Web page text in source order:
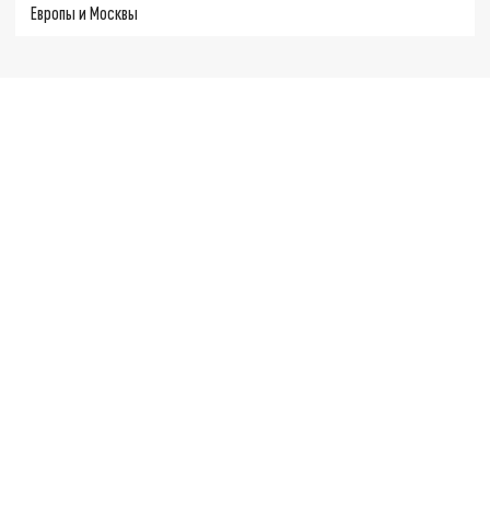
Европы и Москвы